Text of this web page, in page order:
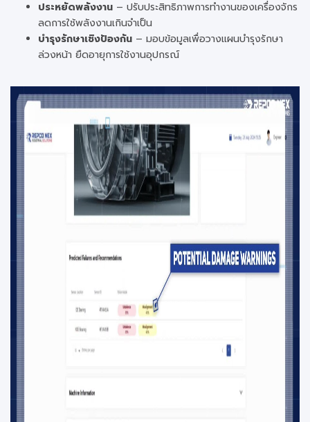
ประหยัดพลังงาน – ปรับประสิทธิภาพการทำงานของเครื่องจักร
ลดการใช้พลังงานเกินจำเป็น
บำรุงรักษาเชิงป้องกัน – มอบข้อมูลเพื่อวางแผนบำรุงรักษา
ล่วงหน้า ยืดอายุการใช้งานอุปกรณ์